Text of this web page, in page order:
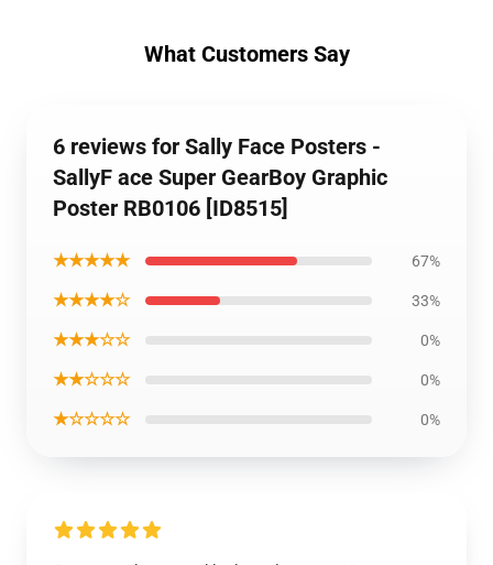
What Customers Say
6 reviews for Sally Face Posters -
SallyF ace Super GearBoy Graphic
Poster RB0106 [ID8515]
★★★★★ 67%
★★★★☆ 33%
★★★☆☆ 0%
★★☆☆☆ 0%
★☆☆☆☆ 0%